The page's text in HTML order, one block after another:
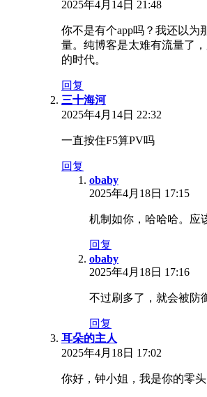
2025年4月14日 21:48
你不是有个app吗？我还以为
量。纯博客是太难有流量了
的时代。
回复
三十海河
2025年4月14日 22:32
一直按住F5算PV吗
回复
obaby
2025年4月18日 17:15
机制如你，哈哈哈。应
回复
obaby
2025年4月18日 17:16
不过刷多了，就会被防
回复
耳朵的主人
2025年4月18日 17:02
你好，钟小姐，我是你的零头